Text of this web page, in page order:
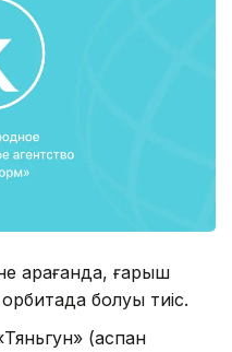
қарағанда, ғарыш
болуы тиіс.
(аспан